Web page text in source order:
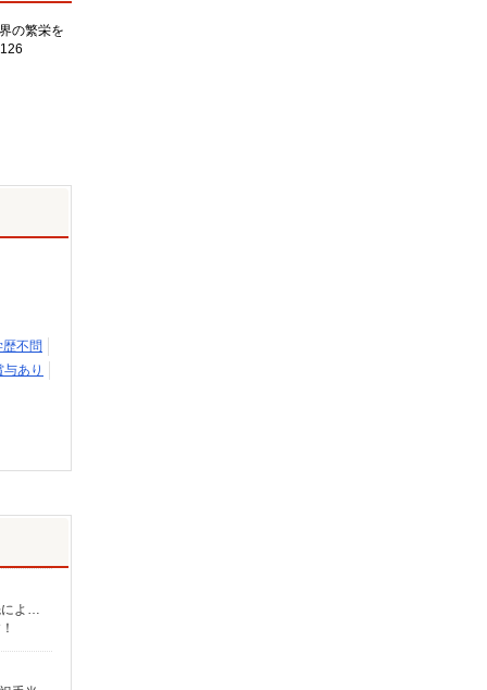
の繁栄を
歴不問
あり
介護福祉士：時給1,700円〜2,312円 初任者以上：時給1,500円〜2,162円 無資格の方：時給1,350円〜1,925円 ※給与幅は勤務先による +交通費、諸手当（勤務先による） +0円で介護資格が取れる （別途規定） ★給与日払い制度あり！